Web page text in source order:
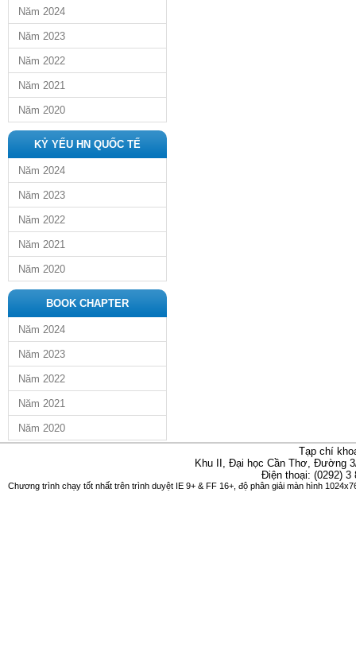
Năm 2024
Năm 2023
Năm 2022
Năm 2021
Năm 2020
KỶ YẾU HN QUỐC TẾ
Năm 2024
Năm 2023
Năm 2022
Năm 2021
Năm 2020
BOOK CHAPTER
Năm 2024
Năm 2023
Năm 2022
Năm 2021
Năm 2020
Tạp chí
Khu II, Đại học Cần Thơ, Đường
Điện thoại: (0292)
Chương trình chạy tốt nhất trên trình duyệt IE 9+ & FF 16+, độ phân giải màn hình